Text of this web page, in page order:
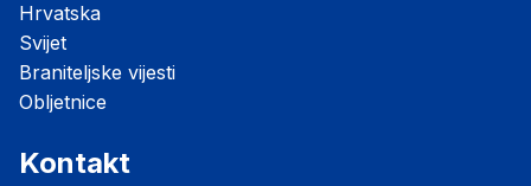
Hrvatska
Svijet
Braniteljske vijesti
Obljetnice
Kontakt